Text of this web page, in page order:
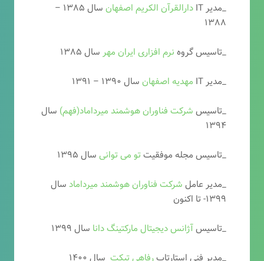
_مدیر IT
دارالقرآن الکریم اصفهان
سال ۱۳۸۵ –
۱۳۸۸
_تاسیس گروه نرم افزاری ایران مهر سال ۱۳۸۵
_مدیر IT
مهدیه اصفهان سال ۱۳۹۰ – ۱۳۹۱
_تاسیس شرکت فناوران هوشمند میرداماد(فهم) سال
۱۳۹۴
_تاسیس مجله موفقیتتو می توانی سال ۱۳۹۵
_مدیر عامل شرکت فناوران هوشمند میرداماد سال
۱۳۹۹- تا اکنون
_تاسیسآژانس دیجیتال مارکتینگ دانا سال ۱۳۹۹
_مدیر فنی استارتاپرفاهی تیکت سال ۱۴۰۰